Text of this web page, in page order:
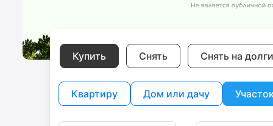
Купить Снять Снять на
Квартиру Дом или дачу